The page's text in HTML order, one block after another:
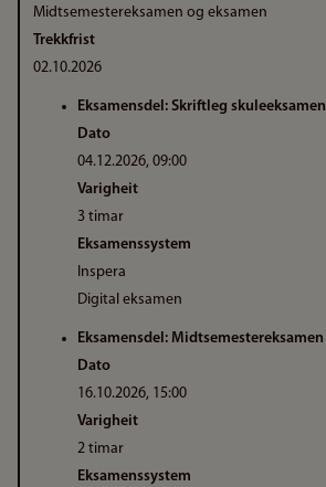
Midtsemestereksamen og eksamen
Trekkfrist
02.10.2026
Eksamensdel: Skriftleg skuleeksamen
Dato
04.12.2026, 09:00
Varigheit
3 timar
Eksamenssystem
Inspera
Digital eksamen
Eksamensdel: Midtsemestereksamen
Dato
16.10.2026, 15:00
Varigheit
2 timar
Eksamenssystem